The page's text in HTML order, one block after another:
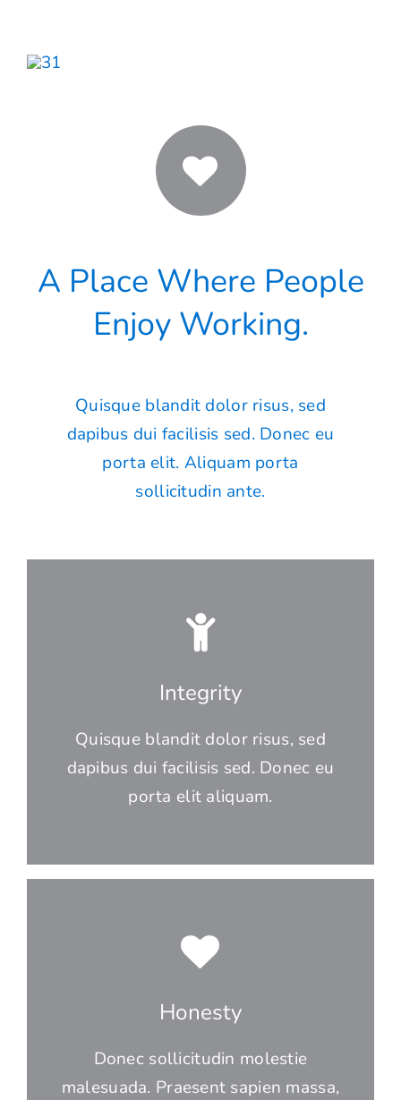
Contato
A Place Where People
Enjoy Working.
Quisque blandit dolor risus, sed
dapibus dui facilisis sed. Donec eu
porta elit. Aliquam porta
sollicitudin ante.
Integrity
Quisque blandit dolor risus, sed
dapibus dui facilisis sed. Donec eu
porta elit aliquam.
Honesty
Donec sollicitudin molestie
malesuada. Praesent sapien massa,